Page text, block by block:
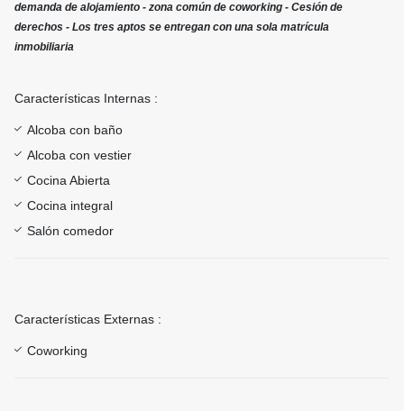
demanda de alojamiento - ⁠zona común de coworking - Cesión de
derechos - Los tres aptos se entregan con una sola matrícula
inmobiliaria
Características Internas :
Alcoba con baño
Alcoba con vestier
Cocina Abierta
Cocina integral
Salón comedor
Características Externas :
Coworking